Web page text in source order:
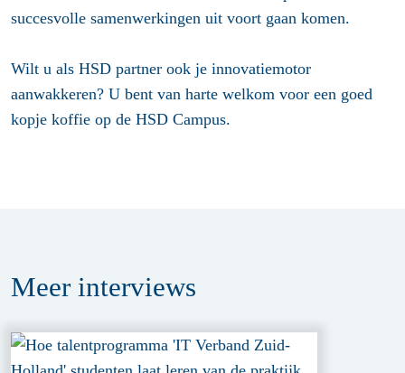
succesvolle samenwerkingen uit voort gaan komen.
Wilt u als HSD partner ook je innovatiemotor
aanwakkeren? U bent van harte welkom voor een goed
kopje koffie op de HSD Campus.
Meer interviews